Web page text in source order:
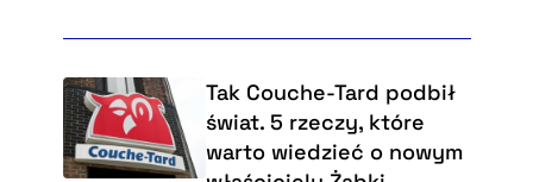
Tak Couche-Tard podbił
świat. 5 rzeczy, które
warto wiedzieć o nowym